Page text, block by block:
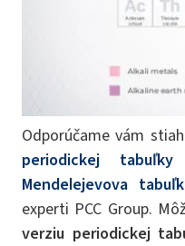
Odporúčame vám
periodickej
Mendelejevova
experti PCC Group.
verziu periodickej